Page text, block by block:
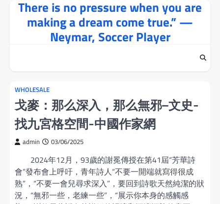
There is no pressure when you are
making a dream come true.” —
Neymar, Soccer Player
WHOLESALE
戈麥：那么深入，那么無邪–文史-
找九宮格空間-中國作家網
admin 03/06/2025
2024年12月，93歲的謝冕傳授在第41屆“芳華詩
會”發布會上呼吁，青年詩人“不要一開端就寫得很成
熟”，“不要一會兒尋求深入”，要回到詩歌天然純潔的狀
況，“無邪一些，老練一些”，“展示你本身的感觸感